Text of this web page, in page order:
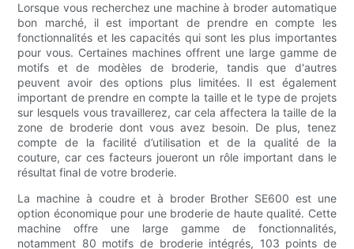
Lorsque vous recherchez une machine à broder automatique
bon marché, il est important de prendre en compte les
fonctionnalités et les capacités qui sont les plus importantes
pour vous. Certaines machines offrent une large gamme de
motifs et de modèles de broderie, tandis que d'autres
peuvent avoir des options plus limitées. Il est également
important de prendre en compte la taille et le type de projets
sur lesquels vous travaillerez, car cela affectera la taille de la
zone de broderie dont vous avez besoin. De plus, tenez
compte de la facilité d’utilisation et de la qualité de la
couture, car ces facteurs joueront un rôle important dans le
résultat final de votre broderie.
La machine à coudre et à broder Brother SE600 est une
option économique pour une broderie de haute qualité. Cette
machine offre une large gamme de fonctionnalités,
notamment 80 motifs de broderie intégrés, 103 points de